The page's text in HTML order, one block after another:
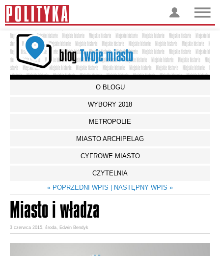
O BLOGU
WYBORY 2018
METROPOLIE
MIASTO ARCHIPELAG
CYFROWE MIASTO
CZYTELNIA
« POPRZEDNI WPIS
| NASTĘPNY WPIS »
Miasto i władza
3 czerwca 2015, środa, Edwin Bendyk